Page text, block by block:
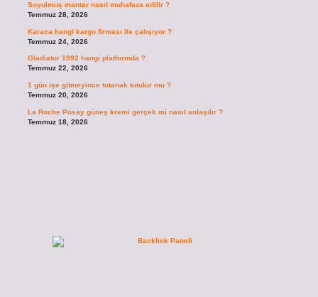
Soyulmuş mantar nasıl muhafaza edilir ?
Temmuz 28, 2026
Karaca hangi kargo firması ile çalışıyor ?
Temmuz 24, 2026
Gladiator 1992 hangi platformda ?
Temmuz 22, 2026
1 gün işe gitmeyince tutanak tutulur mu ?
Temmuz 20, 2026
La Roche Posay güneş kremi gerçek mi nasıl anlaşılır ?
Temmuz 18, 2026